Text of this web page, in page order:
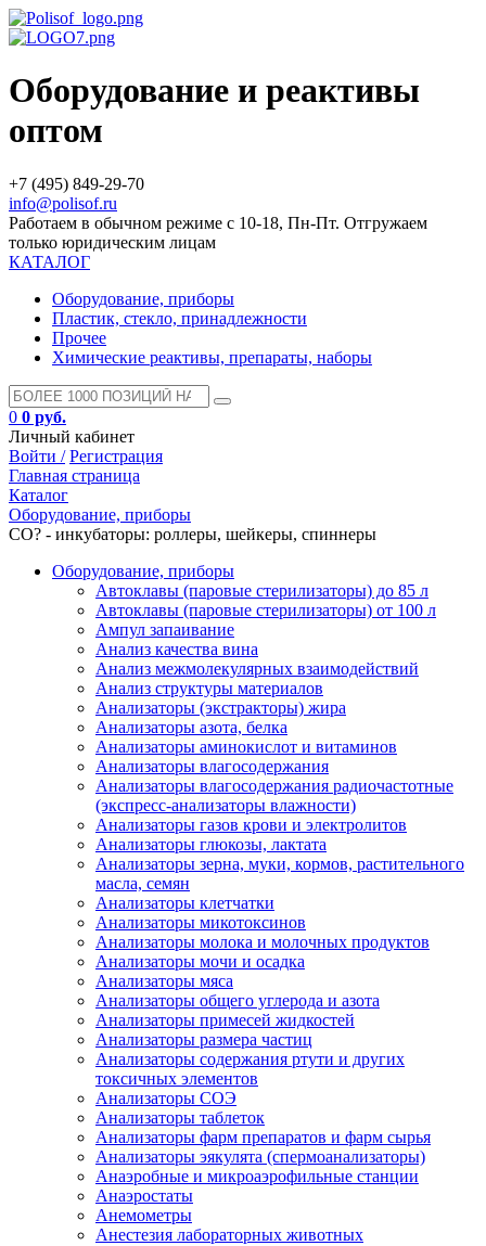
Оборудование и реактивы
оптом
+7 (495) 849-29-70
info@polisof.ru
Работаем в обычном режиме с 10-18, Пн-Пт. Отгружаем
только юридическим лицам
КАТАЛОГ
Оборудование, приборы
Пластик, стекло, принадлежности
Прочее
Химические реактивы, препараты, наборы
0 0 руб.
Личный кабинет
Войти / Регистрация
Главная страница
Каталог
Оборудование, приборы
СО? - инкубаторы: роллеры, шейкеры, спиннеры
Оборудование, приборы
Автоклавы (паровые стерилизаторы) до 85 л
Автоклавы (паровые стерилизаторы) от 100 л
Ампул запаивание
Анализ качества вина
Анализ межмолекулярных взаимодействий
Анализ структуры материалов
Анализаторы (экстракторы) жира
Анализаторы азота, белка
Анализаторы аминокислот и витаминов
Анализаторы влагосодержания
Анализаторы влагосодержания радиочастотные
(экспресс-анализаторы влажности)
Анализаторы газов крови и электролитов
Анализаторы глюкозы, лактата
Анализаторы зерна, муки, кормов, растительного
масла, семян
Анализаторы клетчатки
Анализаторы микотоксинов
Анализаторы молока и молочных продуктов
Анализаторы мочи и осадка
Анализаторы мяса
Анализаторы общего углерода и азота
Анализаторы примесей жидкостей
Анализаторы размера частиц
Анализаторы содержания ртути и других
токсичных элементов
Анализаторы СОЭ
Анализаторы таблеток
Анализаторы фарм препаратов и фарм сырья
Анализаторы эякулята (спермоанализаторы)
Анаэробные и микроаэрофильные станции
Анаэростаты
Анемометры
Анестезия лабораторных животных